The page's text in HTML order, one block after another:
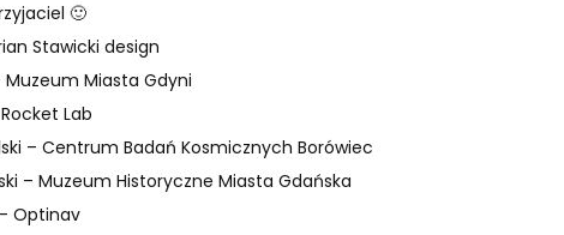
🙂
Stawicki design
Muzeum Miasta Gdyni
Lab
– Centrum Badań Kosmicznych Borówiec
– Muzeum Historyczne Miasta Gdańska
Optinav